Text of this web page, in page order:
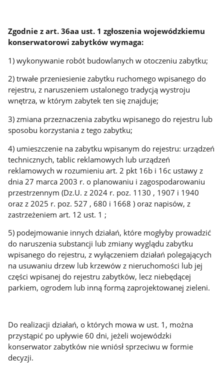
Zgodnie z art. 36aa ust. 1 zgłoszenia wojewódzkiemu
konserwatorowi zabytków wymaga:
1) wykonywanie robót budowlanych w otoczeniu zabytku;
2) trwałe przeniesienie zabytku ruchomego wpisanego do
rejestru, z naruszeniem ustalonego tradycją wystroju
wnętrza, w którym zabytek ten się znajduje;
3) zmiana przeznaczenia zabytku wpisanego do rejestru lub
sposobu korzystania z tego zabytku;
4) umieszczenie na zabytku wpisanym do rejestru: urządzeń
technicznych, tablic reklamowych lub urządzeń
reklamowych w rozumieniu art. 2 pkt 16b i 16c ustawy z
dnia 27 marca 2003 r. o planowaniu i zagospodarowaniu
przestrzennym (Dz.U. z 2024 r. poz. 1130 , 1907 i 1940
oraz z 2025 r. poz. 527 , 680 i 1668 ) oraz napisów, z
zastrzeżeniem art. 12 ust. 1 ;
5) podejmowanie innych działań, które mogłyby prowadzić
do naruszenia substancji lub zmiany wyglądu zabytku
wpisanego do rejestru, z wyłączeniem działań polegających
na usuwaniu drzew lub krzewów z nieruchomości lub jej
części wpisanej do rejestru zabytków, lecz niebędącej
parkiem, ogrodem lub inną formą zaprojektowanej zieleni.
Do realizacji działań, o których mowa w ust. 1, można
przystąpić po upływie 60 dni, jeżeli wojewódzki
konserwator zabytków nie wniósł sprzeciwu w formie
decyzji.